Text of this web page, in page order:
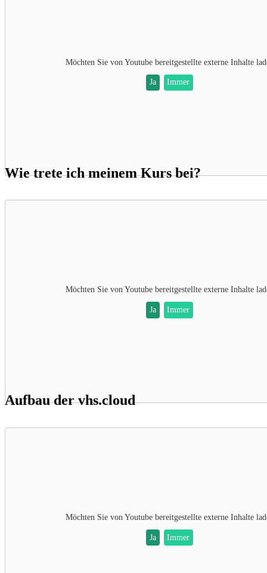
Möchten Sie von Youtube bereitgestellte externe Inhalte
Ja Immer
Wie trete ich meinem Kurs bei?
Möchten Sie von Youtube bereitgestellte externe Inhalte
Ja Immer
Aufbau der vhs.cloud
Möchten Sie von Youtube bereitgestellte externe Inhalte
Ja Immer